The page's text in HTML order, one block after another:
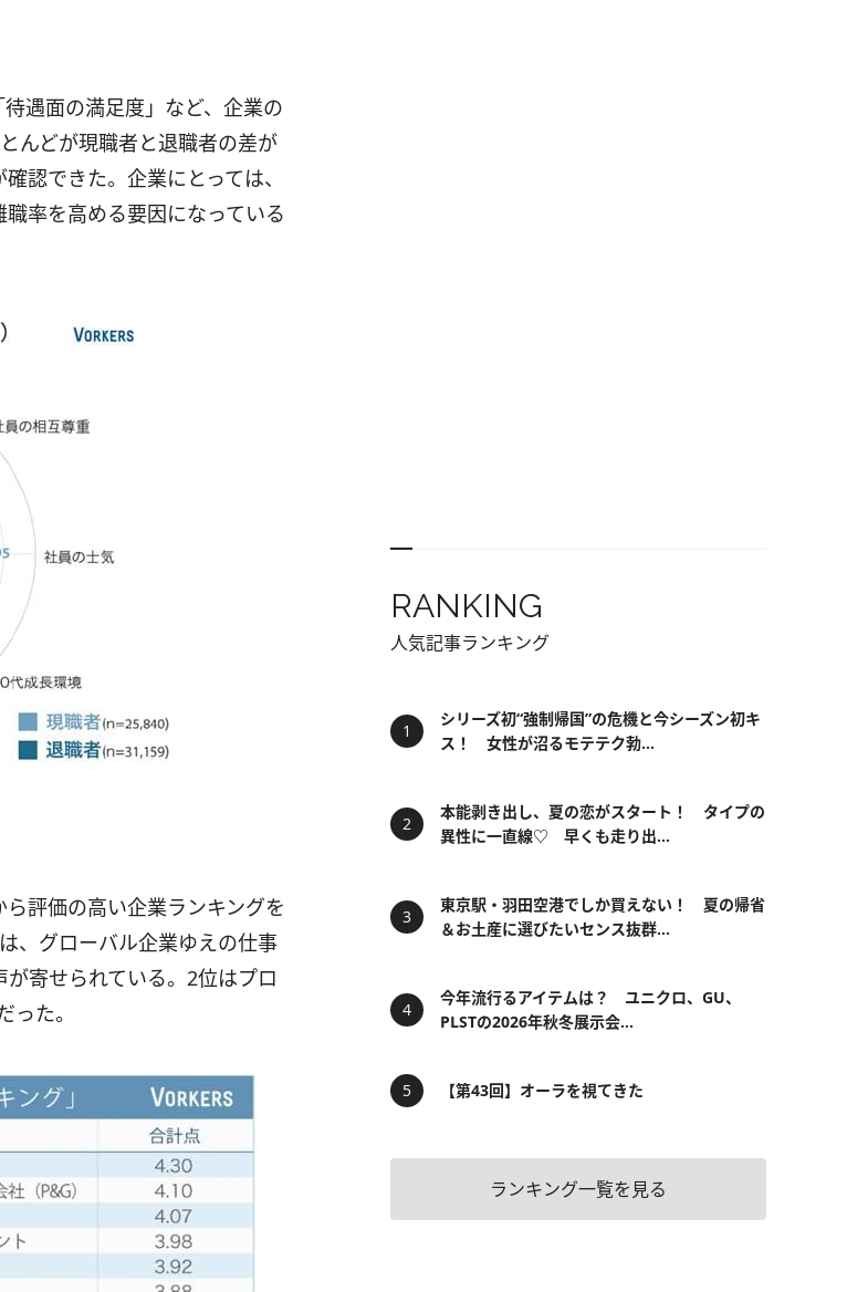
遇面の満足度」など、企業の
んどが現職者と退職者の差が
認できた。企業にとっては、
率を高める要因になっている
評価の高い企業ランキングを
、グローバル企業ゆえの仕事
寄せられている。2位はプロ
た。
RANKING
人気記事ランキング
シリーズ初“強制帰国”の危機と今シーズン初キ
ス！ 女性が沼るモテテク勃...
本能剥き出し、夏の恋がスタート！ タイプの
異性に一直線♡ 早くも走り出...
東京駅・羽田空港でしか買えない！ 夏の帰省
＆お土産に選びたいセンス抜群...
今年流行るアイテムは？ ユニクロ、GU、
PLSTの2026年秋冬展示会...
【第43回】オーラを視てきた
ランキング一覧を見る